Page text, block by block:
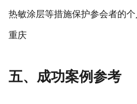
热敏涂层等措施保护参会者的个
重庆
五、成功案例参考